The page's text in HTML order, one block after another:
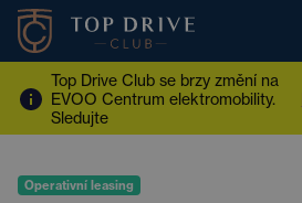
Top Drive Club se brzy změní na
EVOO Centrum elektromobility.
Sledujte
Operativní leasing